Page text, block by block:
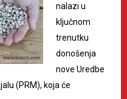
nalazi u
ključnom
trenutku
donošenja
nove Uredbe
(PRM), koja će